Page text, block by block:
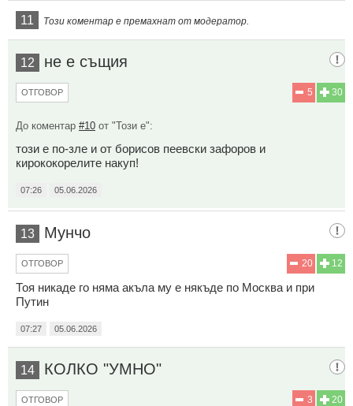
11 Този коментар е премахнат от модератор.
12 не е същия
30
5
ОТГОВОР
До коментар #10 от "Този е":
този е по-зле и от борисов пеевски зафоров и
кирококорелите накуп!
07:26 05.06.2026
13 Мунчо
12
20
ОТГОВОР
Тоя никаде го няма акъла му е някъде по Москва и при
Путин
07:27 05.06.2026
14 КОЛКО "УМНО"
20
3
ОТГОВОР